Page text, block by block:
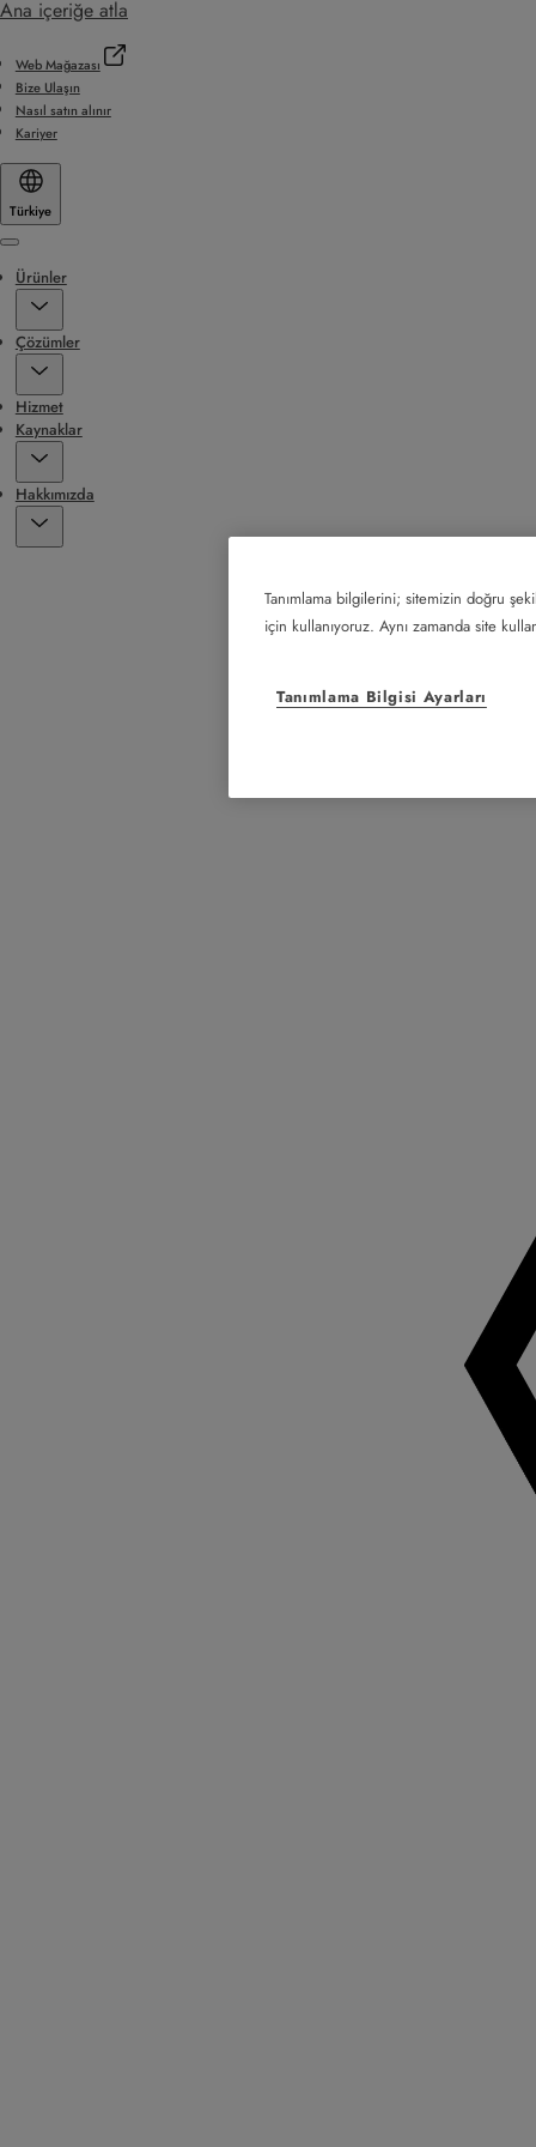
Ana içeriğe atla
Web Mağazası
Bize Ulaşın
Nasıl satın alınır
Kariyer
Türkiye
Menu
Ürünler
Çözümler
Hizmet
Kaynaklar
Hakkımızda
Tanımlama bilgilerini; sitemizin doğru
için kullanıyoruz. Aynı zamanda site
Tanımlama Bilgisi Ayarları